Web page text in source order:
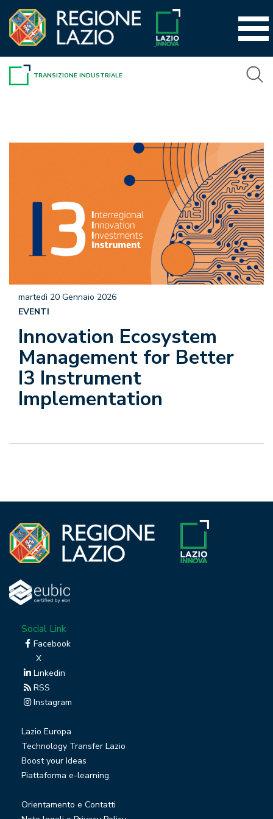
contenuto
TRANSIZIONE INDUSTRIALE
Innovation Ecosystem
Management for Better
I3 Instrument
Implementation
martedì 20 Gennaio 2026
EVENTI
Social Link
Facebook
X
Linkedin
RSS
Instagram
Lazio Europa
Technology Transfer Lazio
Boost your Ideas
Piattaforma e-learning
Orientamento e Contatti